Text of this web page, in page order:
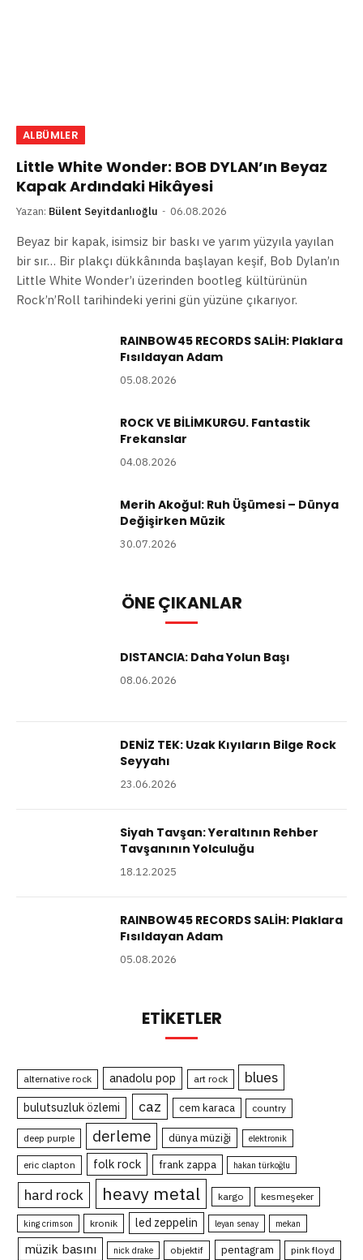
ALBÜMLER
Little White Wonder: BOB DYLAN’ın Beyaz
Kapak Ardındaki Hikâyesi
Yazan: Bülent Seyitdanlıoğlu 06.08.2026
Beyaz bir kapak, isimsiz bir baskı ve yarım yüzyıla yayılan
bir sır… Bir plakçı dükkânında başlayan keşif, Bob Dylan’ın
Little White Wonder’ı üzerinden bootleg kültürünün
Rock’n’Roll tarihindeki yerini gün yüzüne çıkarıyor.
RAINBOW45 RECORDS SALİH: Plaklara
Fısıldayan Adam
05.08.2026
ROCK VE BİLİMKURGU. Fantastik
Frekanslar
04.08.2026
Merih Akoğul: Ruh Üşümesi – Dünya
Değişirken Müzik
30.07.2026
ÖNE ÇIKANLAR
DISTANCIA: Daha Yolun Başı
08.06.2026
DENİZ TEK: Uzak Kıyıların Bilge Rock
Seyyahı
23.06.2026
Siyah Tavşan: Yeraltının Rehber
Tavşanının Yolculuğu
18.12.2025
RAINBOW45 RECORDS SALİH: Plaklara
Fısıldayan Adam
05.08.2026
ETIKETLER
alternative rock anadolu pop art rock blues
bulutsuzluk özlemi caz cem karaca country
deep purple derleme dünya müziği elektronik
eric clapton folk rock frank zappa hakan türkoğlu
hard rock heavy metal kargo kesmeşeker
king crimson kronik led zeppelin leyan senay mekan
müzik basını nick drake objektif pentagram pink floyd